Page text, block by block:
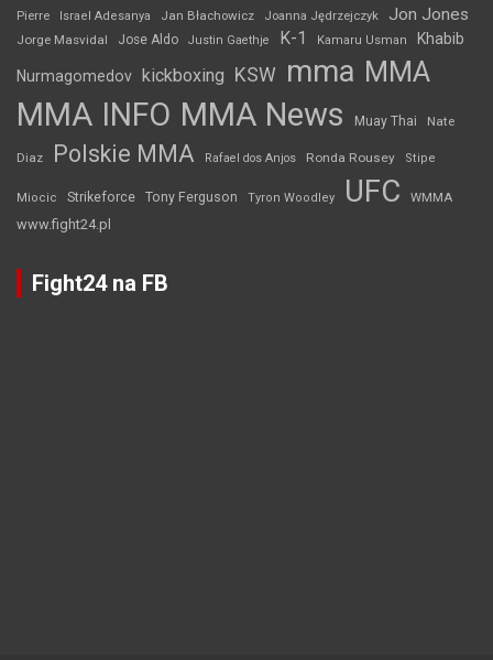
Pierre Israel Adesanya Jan Błachowicz Joanna Jędrzejczyk Jon Jones
Jorge Masvidal Jose Aldo Justin Gaethje K-1 Kamaru Usman Khabib
Nurmagomedov kickboxing KSW mma MMA
MMA INFO MMA News Muay Thai Nate
Diaz Polskie MMA Rafael dos Anjos Ronda Rousey Stipe
Miocic Strikeforce Tony Ferguson Tyron Woodley UFC WMMA
www.fight24.pl
Fight24 na FB